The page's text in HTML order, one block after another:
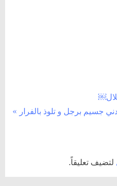
جسيم برجل و تلوذ بالفرار
لتضيف تعليقاً.